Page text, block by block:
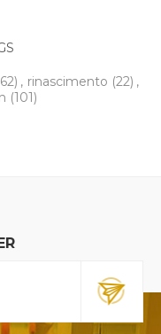
, rinascimento (22) ,
(101)